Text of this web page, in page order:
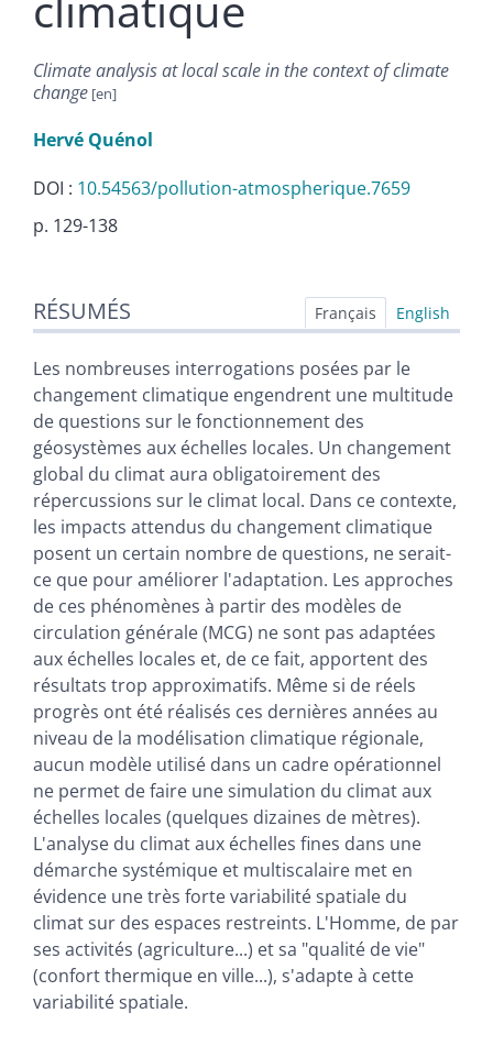
Climate analysis at local scale in the context of climate
change
Hervé Quénol
DOI : 10.54563/pollution-atmospherique.7659
p. 129-138
Index
Texte
Citer cet article
Auteur
RÉSUMÉS Français English
Les nombreuses interrogations posées par le
changement climatique engendrent une multitude
de questions sur le fonctionnement des
géosystèmes aux échelles locales. Un changement
global du climat aura obligatoirement des
répercussions sur le climat local. Dans ce contexte,
les impacts attendus du changement climatique
posent un certain nombre de questions, ne serait-
ce que pour améliorer l'adaptation. Les approches
de ces phénomènes à partir des modèles de
circulation générale (MCG) ne sont pas adaptées
aux échelles locales et, de ce fait, apportent des
résultats trop approximatifs. Même si de réels
progrès ont été réalisés ces dernières années au
niveau de la modélisation climatique régionale,
aucun modèle utilisé dans un cadre opérationnel
ne permet de faire une simulation du climat aux
échelles locales (quelques dizaines de mètres).
L'analyse du climat aux échelles fines dans une
démarche systémique et multiscalaire met en
évidence une très forte variabilité spatiale du
climat sur des espaces restreints. L'Homme, de par
ses activités (agriculture...) et sa "qualité de vie"
(confort thermique en ville...), s'adapte à cette
variabilité spatiale.